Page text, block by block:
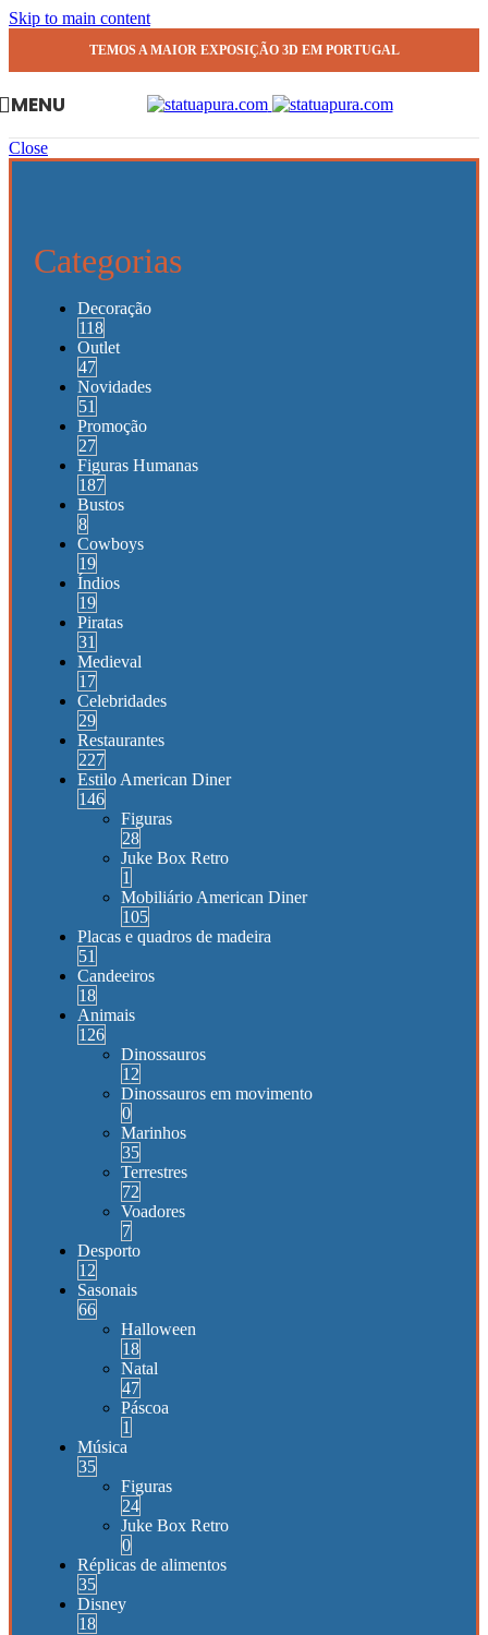
Skip to main content
TEMOS A MAIOR EXPOSIÇÃO 3D EM PORTUGAL
MENU
Close
Categorias
Decoração
118
Outlet
47
Novidades
51
Promoção
27
Figuras Humanas
187
Bustos
8
Cowboys
19
Índios
19
Piratas
31
Medieval
17
Celebridades
29
Restaurantes
227
Estilo American Diner
146
Figuras
28
Juke Box Retro
1
Mobiliário American Diner
105
Placas e quadros de madeira
51
Candeeiros
18
Animais
126
Dinossauros
12
Dinossauros em movimento
0
Marinhos
35
Terrestres
72
Voadores
7
Desporto
12
Sasonais
66
Halloween
18
Natal
47
Páscoa
1
Música
35
Figuras
24
Juke Box Retro
0
Réplicas de alimentos
35
Disney
18